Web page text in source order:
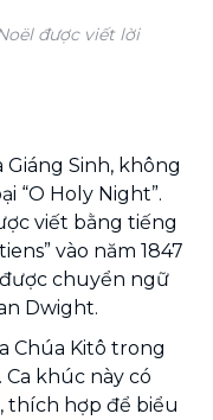
được viết lời
Sinh, không
“O Holy Night”.
viết bằng tiếng
vào năm 1847
chuyển ngữ
Dwight.
Chúa Kitô trong
khúc này có
thích hợp để biểu